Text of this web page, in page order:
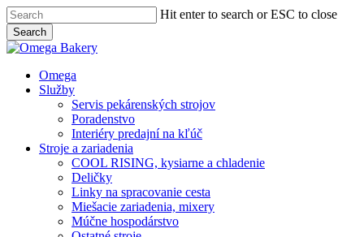
Skip
to
main
content
Hit enter to search or ESC to close
Search
Close
Menu
Omega
Služby
Servis pekárenských strojov
Poradenstvo
Interiéry predajní na kľúč
Stroje a zariadenia
COOL RISING, kysiarne a chladenie
Deličky
Linky na spracovanie cesta
Miešacie zariadenia, mixery
Múčne hospodárstvo